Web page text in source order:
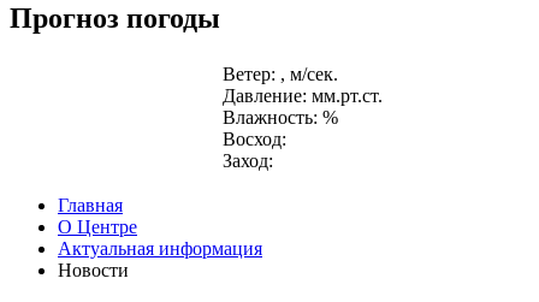
Прогноз погоды
Ветер: , м/сек.
Давление: мм.рт.ст.
Влажность: %
Восход:
Заход:
Главная
О Центре
Актуальная информация
Новости